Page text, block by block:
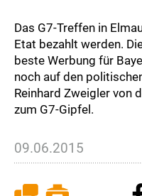
Das G7-Treffen in
Etat bezahlt werden.
beste Werbung für
noch auf den
Reinhard Zweigler von
zum G7-Gipfel.
09.06.2015